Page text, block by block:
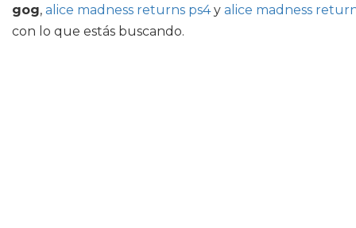
gog, alice madness returns ps4y alice madness
con lo que estás buscando.